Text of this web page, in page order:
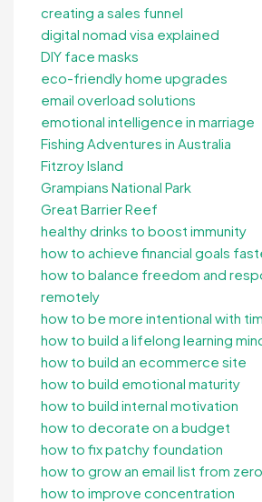
creating a sales funnel
digital nomad visa explained
DIY face masks
eco-friendly home upgrades
email overload solutions
emotional intelligence in marriage
Fishing Adventures in Australia
Fitzroy Island
Grampians National Park
Great Barrier Reef
healthy drinks to boost immunity
how to achieve financial goals
how to balance freedom and
remotely
how to be more intentional with
how to build a lifelong learning
how to build an ecommerce site
how to build emotional maturity
how to build internal motivation
how to decorate on a budget
how to fix patchy foundation
how to grow an email list from zero
how to improve concentration